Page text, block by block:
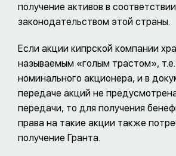
получение активов в
законодательством этой страны.
Если акции кипрской компании
называемым «голым трастом», т.е.
номинального акционера, и в
передаче акций не
передачи, то для получения
права на такие акции также
получение Гранта.